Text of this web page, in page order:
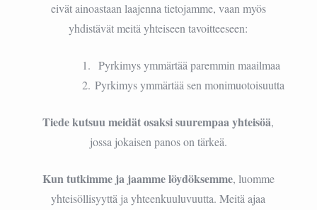
eivät ainoastaan laajenna tietojamme, vaan myös
yhdistävät meitä yhteiseen tavoitteeseen:
Pyrkimys ymmärtää paremmin maailmaa
Pyrkimys ymmärtää sen monimuotoisuutta
Tiede kutsuu meidät osaksi suurempaa yhteisöä,
jossa jokaisen panos on tärkeä.
Kun tutkimme ja jaamme löydöksemme, luomme
yhteisöllisyyttä ja yhteenkuuluvuutta. Meitä ajaa